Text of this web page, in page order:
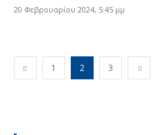
20 Φεβρουαρίου 2024, 5:45 μμ
1 2 3